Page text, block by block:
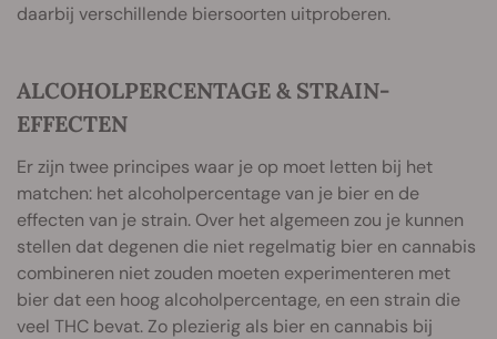
daarbij verschillende biersoorten uitproberen.
ALCOHOLPERCENTAGE & STRAIN-
EFFECTEN
Er zijn twee principes waar je op moet letten bij het
matchen: het alcoholpercentage van je bier en de
effecten van je strain. Over het algemeen zou je kunnen
stellen dat degenen die niet regelmatig bier en cannabis
combineren niet zouden moeten experimenteren met
bier dat een hoog alcoholpercentage, en een strain die
veel THC bevat. Zo plezierig als bier en cannabis bij